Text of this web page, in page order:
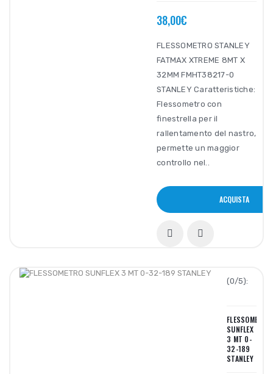
38,00€
FLESSOMETRO STANLEY
FATMAX XTREME 8MT X
32MM FMHT38217-0
STANLEY Caratteristiche:
Flessometro con
finestrella per il
rallentamento del nastro,
permette un maggior
controllo nel..
ACQUISTA
(0/5):
FLESSOMETRO
SUNFLEX
3 MT 0-
32-189
STANLEY